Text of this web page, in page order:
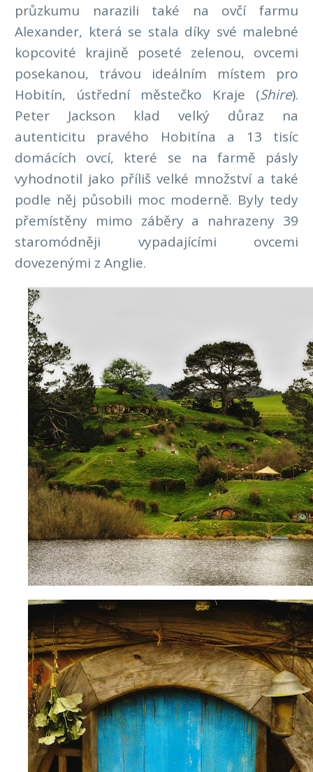
průzkumu narazili také na ovčí farmu
Alexander, která se stala díky své malebné
kopcovité krajině poseté zelenou, ovcemi
posekanou, trávou ideálním místem pro
Hobitín, ústřední městečko Kraje (Shire).
Peter Jackson klad velký důraz na
autenticitu pravého Hobitína a 13 tisíc
domácích ovcí, které se na farmě pásly
vyhodnotil jako příliš velké množství a také
podle něj působili moc moderně. Byly tedy
přemístěny mimo záběry a nahrazeny 39
staromódněji vypadajícími ovcemi
dovezenými z Anglie.